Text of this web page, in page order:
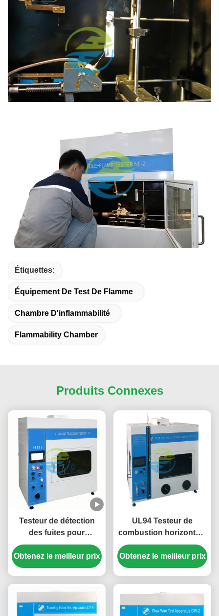
Étiquettes:
Équipement De Test De Flamme
Chambre D'inflammabilité
Flammability Chamber
Produits Connexes
Testeur de détection
des fuites pour
l'évaluation CTI et PTI.
Obtenez le meilleur prix
UL94 Testeur de
combustion horizontale
de mousse.
Obtenez le meilleur prix